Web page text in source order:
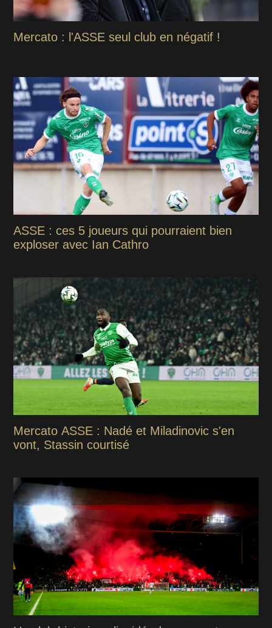
Mercato : l'ASSE seul club en négatif !
ASSE : ces 5 joueurs qui pourraient bien
exploser avec Ian Cathro
Mercato ASSE : Nadé et Miladinovic s'en
vont, Stassin courtisé